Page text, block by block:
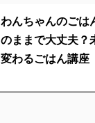
わんちゃんのごは
のままで大丈夫？
変わるごはん講座